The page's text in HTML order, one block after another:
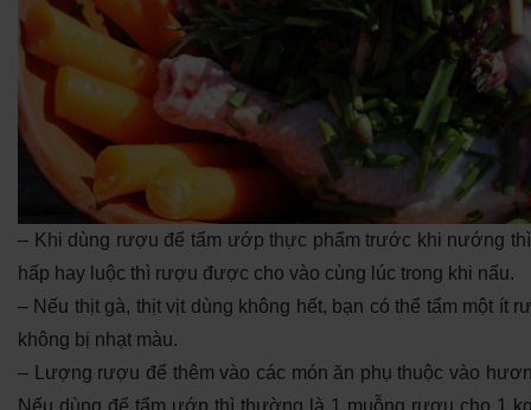
– Khi dùng rượu để tẩm ướp thực phẩm trước khi nướng
hấp hay luộc thì rượu được cho vào cùng lúc trong khi nấu.
– Nếu thịt gà, thịt vịt dùng không hết, bạn có thể tẩm một ít
không bị nhạt màu.
– Lượng rượu để thêm vào các món ăn phụ thuộc vào
Nếu dùng để tẩm ướp thì thường là 1 muỗng rượu cho 1